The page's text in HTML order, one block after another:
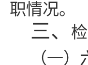
职情况。
三、
（一）